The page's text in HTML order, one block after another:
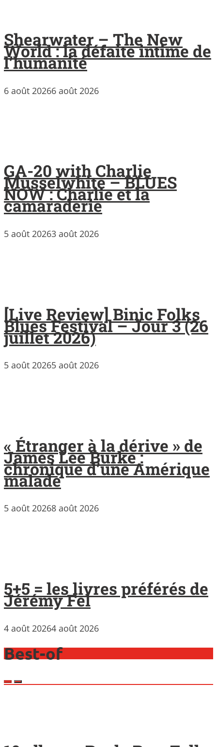
Shearwater – The New
World : la défaite intime de
l’humanité
6 août 20266 août 2026
GA-20 with Charlie
Musselwhite – BLUES
NOW : Charlie et la
camaraderie
5 août 20263 août 2026
[Live Review] Binic Folks
Blues Festival – Jour 3 (26
juillet 2026)
5 août 20265 août 2026
« Étranger à la dérive » de
James Lee Burke :
chronique d’une Amérique
malade
5 août 20268 août 2026
5+5 = les livres préférés de
Jérémy Fel
4 août 20264 août 2026
Best-of